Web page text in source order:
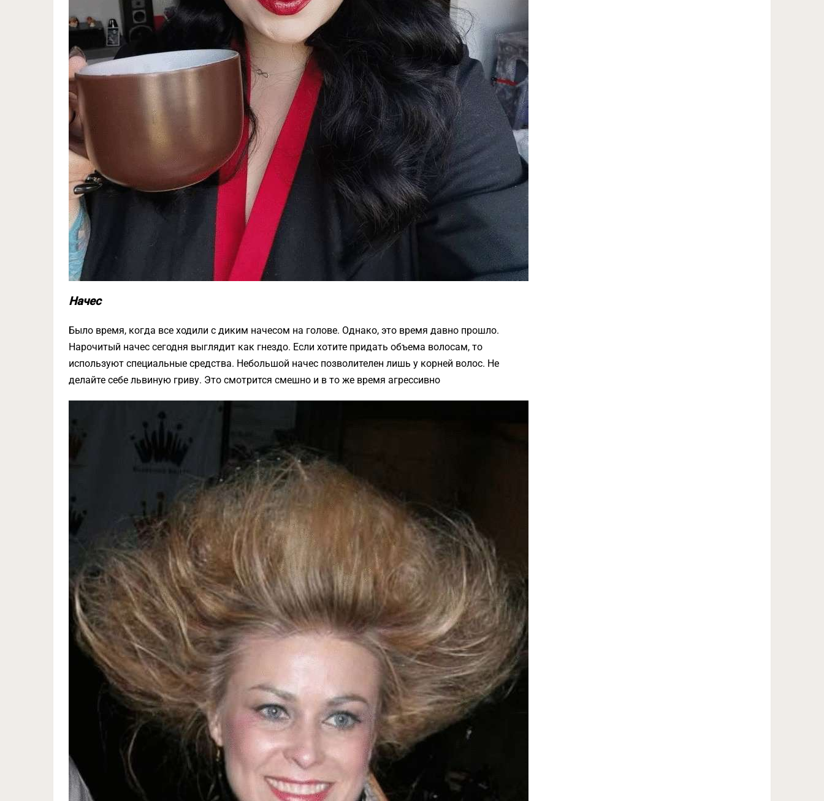
Начес
Было время, когда все ходили с диким начесом на голове. Однако, это время давно прошло.
Нарочитый начес сегодня выглядит как гнездо. Если хотите придать объема волосам, то
используют специальные средства. Небольшой начес позволителен лишь у корней волос. Не
делайте себе львиную гриву. Это смотрится смешно и в то же время агрессивно